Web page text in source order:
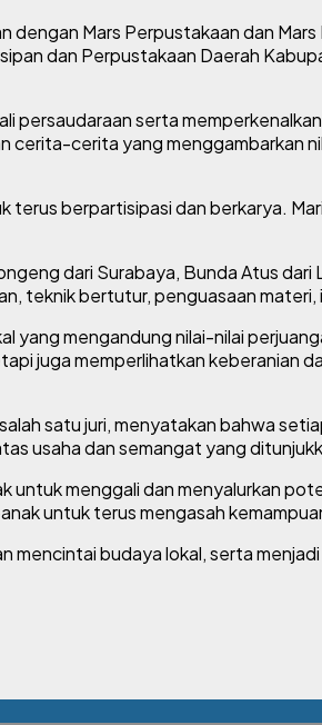
Mars Perpustakaan dan
dan Perpustakaan Daerah
persaudaraan serta
cerita yang menggambarkan
terus berpartisipasi dan berkarya.
dari Surabaya, Bunda Atus dari
teknik bertutur, penguasaan
mengandung nilai-nilai
juga memperlihatkan keberanian
satu juri, menyatakan bahwa
usaha dan semangat yang
untuk menggali dan menyalurkan
untuk terus mengasah
budaya lokal, serta